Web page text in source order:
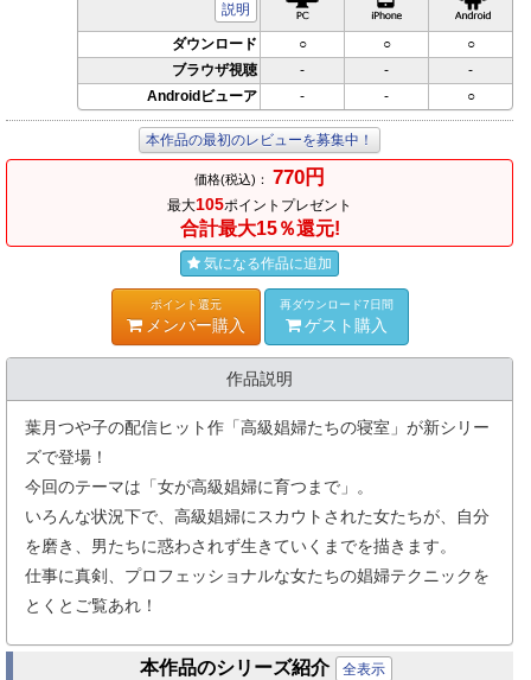
説明
ダウンロード ○ ○
○
ブラウザ視聴
- -
-
Androidビューア
- - ○
本作品の最初のレビューを募集中！
価格(税込)： 770円
最大105ポイントプレゼント
合計最大15％還元!
気になる作品に追加
ポイント還元
メンバー購入
再ダウンロード7日間
ゲスト購入
作品説明
葉月つや子の配信ヒット作「高級娼婦たちの寝室」が新シリー
ズで登場！
今回のテーマは「女が高級娼婦に育つまで」。
いろんな状況下で、高級娼婦にスカウトされた女たちが、自分
を磨き、男たちに惑わされず生きていくまでを描きます。
仕事に真剣、プロフェッショナルな女たちの娼婦テクニックを
とくとご覧あれ！
本作品のシリーズ紹介 全表示